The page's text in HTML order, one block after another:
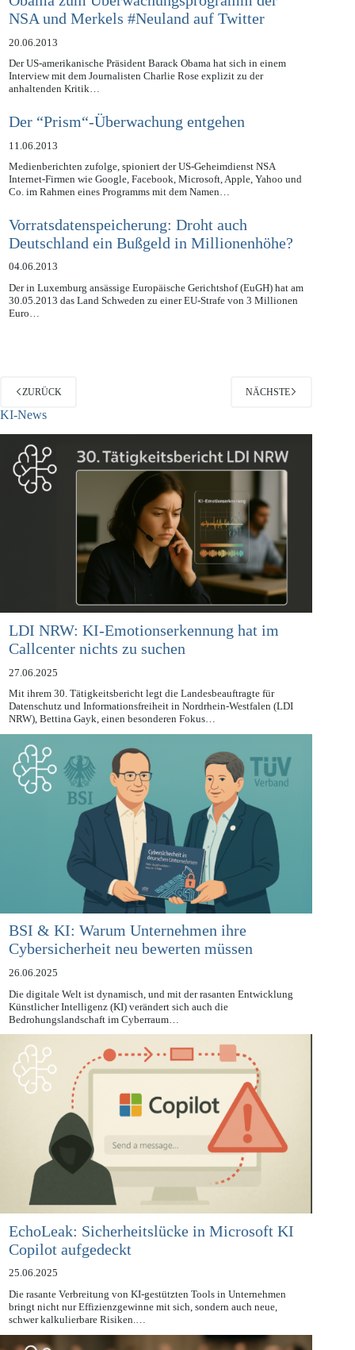
Obama zum Überwachungsprogramm der
NSA und Merkels #Neuland auf Twitter
20.06.2013
Der US-amerikanische Präsident Barack Obama hat sich in einem
Interview mit dem Journalisten Charlie Rose explizit zu der
Der “Prism“-Überwachung entgehen
11.06.2013
Medienberichten zufolge, spioniert der US-Geheimdienst NSA
Internet-Firmen wie Google, Facebook, Microsoft, Apple, Yahoo und
Vorratsdatenspeicherung: Droht auch
Deutschland ein Bußgeld in Millionenhöhe?
04.06.2013
Der in Luxemburg ansässige Europäische Gerichtshof (EuGH) hat am
30.05.2013 das Land Schweden zu einer EU-Strafe von 3 Millionen
ZURÜCK
KI-News
LDI NRW: KI-Emotionserkennung hat im
Callcenter nichts zu suchen
27.06.2025
Mit ihrem 30. Tätigkeitsbericht legt die Landesbeauftragte für
Datenschutz und Informationsfreiheit in Nordrhein-Westfalen (LDI
NRW), Bettina Gayk, einen besonderen Fokus…
BSI & KI: Warum Unternehmen ihre
Cybersicherheit neu bewerten müssen
26.06.2025
Die digitale Welt ist dynamisch, und mit der rasanten Entwicklung
Künstlicher Intelligenz (KI) verändert sich auch die
Bedrohungslandschaft im Cyberraum…
EchoLeak: Sicherheitslücke in Microsoft KI
Copilot aufgedeckt
25.06.2025
Die rasante Verbreitung von KI-gestützten Tools in Unternehmen
bringt nicht nur Effizienzgewinne mit sich, sondern auch neue,
schwer kalkulierbare Risiken.…